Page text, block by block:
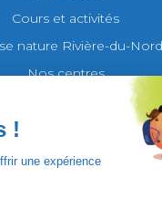
Cours et activités
nature Rivière-du-Nord
Nos centres
© 2025 - Les